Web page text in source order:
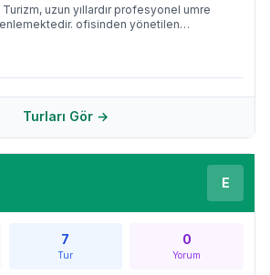
Turizm, uzun yıllardır profesyonel umre
ofisinden yönetilen
hizmetinden uçak biletine kadar eksiksiz
Turları Gör →
E
7
Tur
0
Yorum